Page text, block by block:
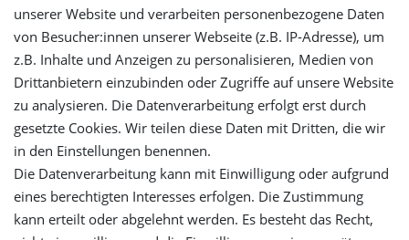
Login
Registrieren
Versandinformationen
Let's stay connected
unserer Website und verarbeiten personenbezogene Daten
von Besucher:innen unserer Webseite (z.B. IP-Adresse), um
z.B. Inhalte und Anzeigen zu personalisieren, Medien von
Drittanbietern einzubinden oder Zugriffe auf unsere Website
zu analysieren. Die Datenverarbeitung erfolgt erst durch
gesetzte Cookies. Wir teilen diese Daten mit Dritten, die wir
in den Einstellungen benennen.
Die Datenverarbeitung kann mit Einwilligung oder aufgrund
eines berechtigten Interesses erfolgen. Die Zustimmung
kann erteilt oder abgelehnt werden. Es besteht das Recht,